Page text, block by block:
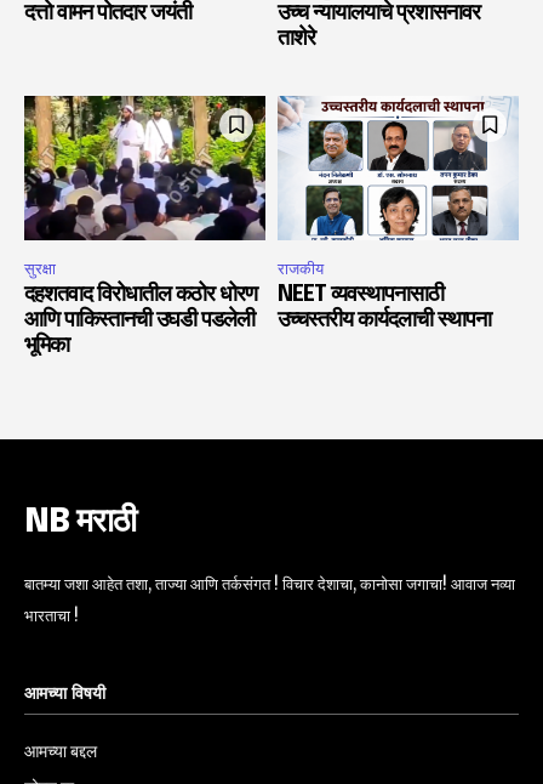
दत्तो वामन पोतदार जयंती
उच्च न्यायालयाचे प्रशासनावर
ताशेरे
सुरक्षा
दहशतवाद विरोधातील कठोर धोरण
आणि पाकिस्तानची उघडी पडलेली
भूमिका
राजकीय
NEET व्यवस्थापनासाठी
उच्चस्तरीय कार्यदलाची स्थापना
NB मराठी
बातम्या जशा आहेत तशा, ताज्या आणि तर्कसंगत ! विचार देशाचा, कानोसा जगाचा! आवाज नव्या
भारताचा !
आमच्या विषयी
आमच्या बद्दल